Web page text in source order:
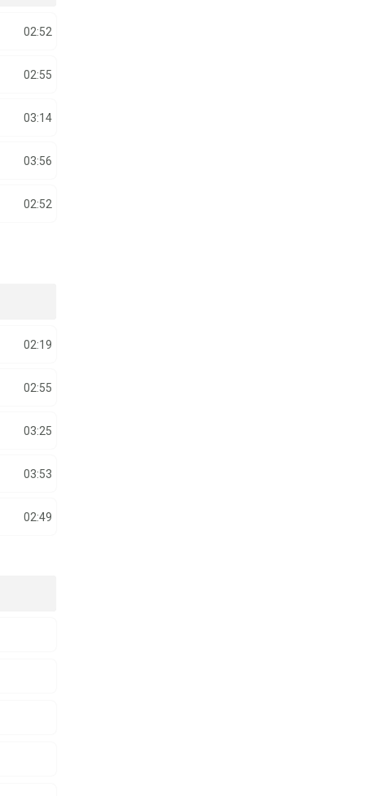
02:52
02:55
03:14
03:56
02:52
02:19
02:55
03:25
03:53
02:49